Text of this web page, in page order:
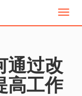
切
通过改
高工作